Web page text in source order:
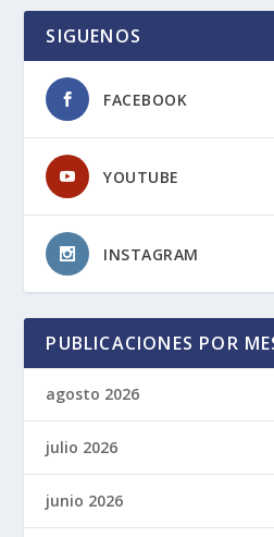
SIGUENOS
FACEBOOK
YOUTUBE
INSTAGRAM
PUBLICACIONES POR
agosto 2026
julio 2026
junio 2026